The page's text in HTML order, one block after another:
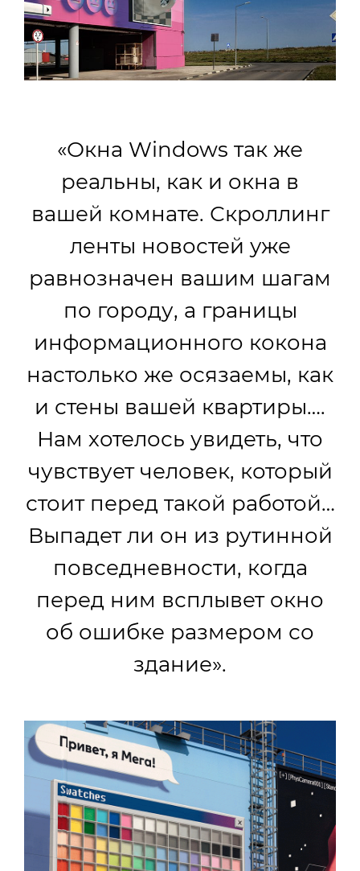
«Окна Windows так же
реальны, как и окна в
вашей комнате. Скроллинг
ленты новостей уже
равнозначен вашим шагам
по городу, а границы
информационного кокона
настолько же осязаемы, как
и стены вашей квартиры….
Нам хотелось увидеть, что
чувствует человек, который
стоит перед такой работой…
Выпадет ли он из рутинной
повседневности, когда
перед ним всплывет окно
об ошибке размером со
здание».